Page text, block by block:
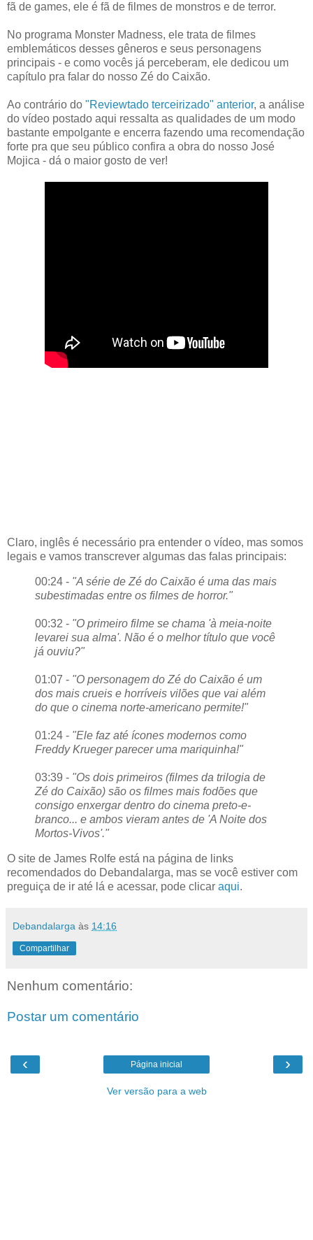
fã de games, ele é fã de filmes de monstros e de terror.
No programa Monster Madness, ele trata de filmes
emblemáticos desses gêneros e seus personagens
principais - e como vocês já perceberam, ele dedicou um
capítulo pra falar do nosso Zé do Caixão.
Ao contrário do "Reviewtado terceirizado" anterior, a análise
do vídeo postado aqui ressalta as qualidades de um modo
bastante empolgante e encerra fazendo uma recomendação
forte pra que seu público confira a obra do nosso José
Mojica - dá o maior gosto de ver!
Claro, inglês é necessário pra entender o vídeo, mas somos
legais e vamos transcrever algumas das falas principais:
00:24 - "A série de Zé do Caixão é uma das mais
subestimadas entre os filmes de horror."
00:32 - "O primeiro filme se chama 'à meia-noite
levarei sua alma'. Não é o melhor título que você
já ouviu?"
01:07 - "O personagem do Zé do Caixão é um
dos mais crueis e horríveis vilões que vai além
do que o cinema norte-americano permite!"
01:24 - "Ele faz até ícones modernos como
Freddy Krueger parecer uma mariquinha!"
03:39 - "Os dois primeiros (filmes da trilogia de
Zé do Caixão) são os filmes mais fodões que
consigo enxergar dentro do cinema preto-e-
branco... e ambos vieram antes de 'A Noite dos
Mortos-Vivos'."
O site de James Rolfe está na página de links
recomendados do Debandalarga, mas se você estiver com
preguiça de ir até lá e acessar, pode clicar aqui.
Debandalarga às 14:16
Compartilhar
Nenhum comentário:
Postar um comentário
‹ ›
Página inicial
Ver versão para a web